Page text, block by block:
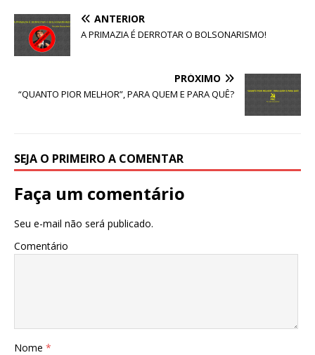
o p
ANTERIOR
A PRIMAZIA É DERROTAR O BOLSONARISMO!
PRÓXIMO
“QUANTO PIOR MELHOR”, PARA QUEM E PARA QUÊ?
SEJA O PRIMEIRO A COMENTAR
Faça um comentário
Seu e-mail não será publicado.
Comentário
Nome *